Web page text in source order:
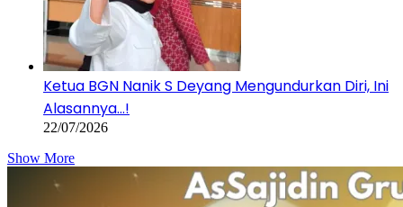
Ketua BGN Nanik S Deyang Mengundurkan Diri, Ini
Alasannya…!
22/07/2026
Show More